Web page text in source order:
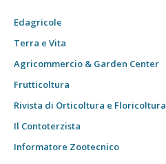
Edagricole
Terra e Vita
Agricommercio & Garden Center
Frutticoltura
Rivista di Orticoltura e Floricoltura
Il Contoterzista
Informatore Zootecnico